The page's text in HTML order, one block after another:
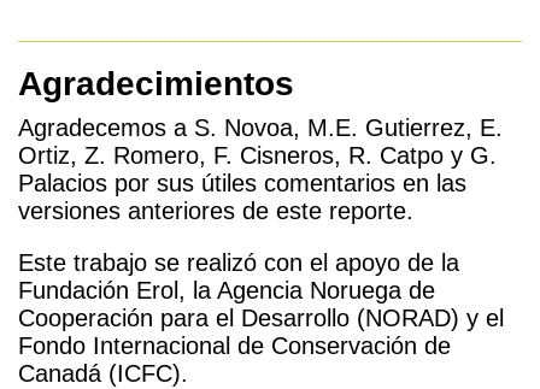
Agradecimientos
Agradecemos a S. Novoa, M.E. Gutierrez, E.
Ortiz, Z. Romero, F. Cisneros, R. Catpo y G.
Palacios por sus útiles comentarios en las
versiones anteriores de este reporte.
Este trabajo se realizó con el apoyo de la
Fundación Erol, la Agencia Noruega de
Cooperación para el Desarrollo (NORAD) y el
Fondo Internacional de Conservación de
Canadá (ICFC).